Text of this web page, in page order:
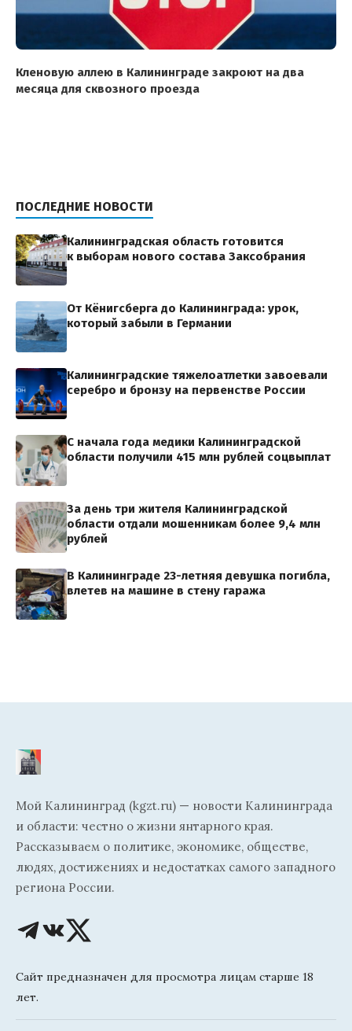
Кленовую аллею в Калининграде закроют на два
месяца для сквозного проезда
ПОСЛЕДНИЕ НОВОСТИ
Калининградская область готовится
к выборам нового состава Заксобрания
От Кёнигсберга до Калининграда: урок,
который забыли в Германии
Калининградские тяжелоатлетки завоевали
серебро и бронзу на первенстве России
С начала года медики Калининградской
области получили 415 млн рублей соцвыплат
За день три жителя Калининградской
области отдали мошенникам более 9,4 млн
рублей
В Калининграде 23-летняя девушка погибла,
влетев на машине в стену гаража
Мой Калининград (kgzt.ru) — новости Калининграда
и области: честно о жизни янтарного края.
Рассказываем о политике, экономике, обществе,
людях, достижениях и недостатках самого западного
региона России.
Сайт предназначен для просмотра лицам старше 18
лет.